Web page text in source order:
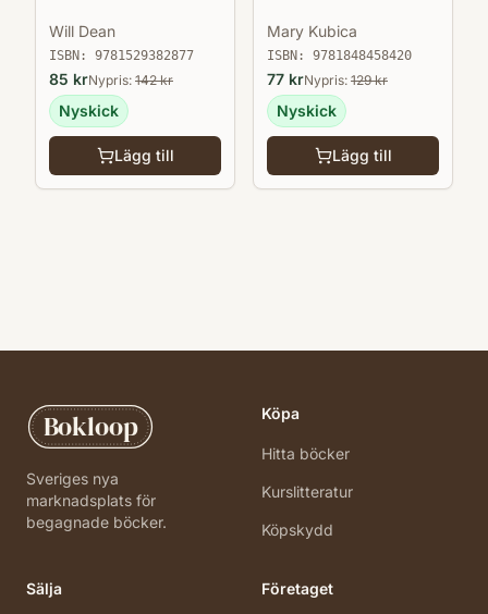
Will Dean
ISBN: 9781529382877
85 krNypris: 142kr
Nyskick
Lägg till
Mary Kubica
ISBN: 9781848458420
77 krNypris: 129kr
Nyskick
Lägg till
Bokloop
Sveriges nya
marknadsplats för
begagnade böcker.
Köpa
Hitta böcker
Kurslitteratur
Köpskydd
Sälja Företaget